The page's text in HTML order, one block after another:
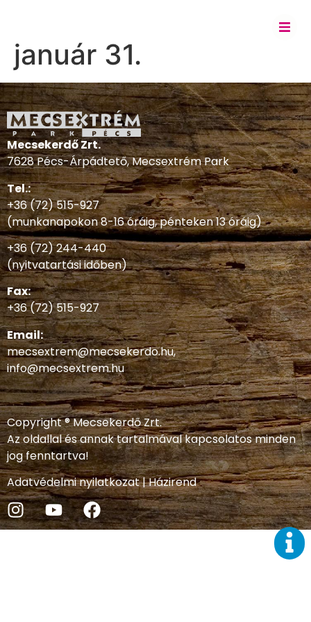
január 31.
Mecsekerdő Zrt.
7628 Pécs-Árpádtető, Mecsextrém Park
Tel.:
+36 (72) 515-927
(munkanapokon 8-16 óráig, pénteken 13 óráig)
+36 (72) 244-440
(nyitvatartási időben)
Fax:
+36 (72) 515-927
Email:
mecsextrem@mecsekerdo.hu,
info@mecsextrem.hu
Copyright ® Mecsekerdő Zrt.
Az oldallal és annak tartalmával kapcsolatos minden
jog fenntartva!
Adatvédelmi nyilatkozat|Házirend